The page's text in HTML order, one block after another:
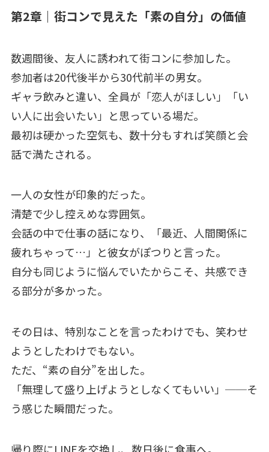
第2章｜街コンで見えた「素の自分」の価値
数週間後、友人に誘われて街コンに参加した。
参加者は20代後半から30代前半の男女。
ギャラ飲みと違い、全員が「恋人がほしい」「い
い人に出会いたい」と思っている場だ。
最初は硬かった空気も、数十分もすれば笑顔と会
話で満たされる。
一人の女性が印象的だった。
清楚で少し控えめな雰囲気。
会話の中で仕事の話になり、「最近、人間関係に
疲れちゃって…」と彼女がぽつりと言った。
自分も同じように悩んでいたからこそ、共感でき
る部分が多かった。
その日は、特別なことを言ったわけでも、笑わせ
ようとしたわけでもない。
ただ、“素の自分”を出した。
「無理して盛り上げようとしなくてもいい」──そ
う感じた瞬間だった。